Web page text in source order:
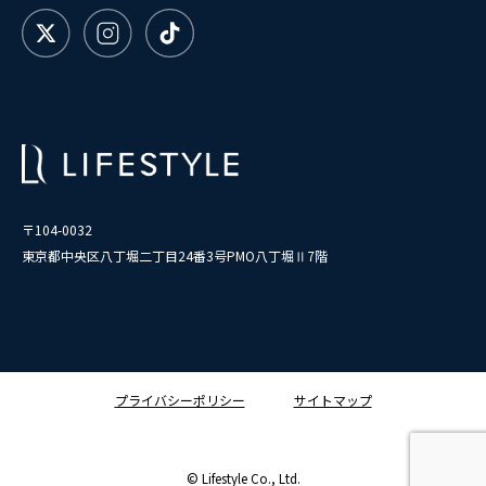
〒104-0032
東京都中央区八丁堀二丁目24番3号PMO八丁堀Ⅱ7階
プライバシーポリシー サイトマップ
© Lifestyle Co., Ltd.